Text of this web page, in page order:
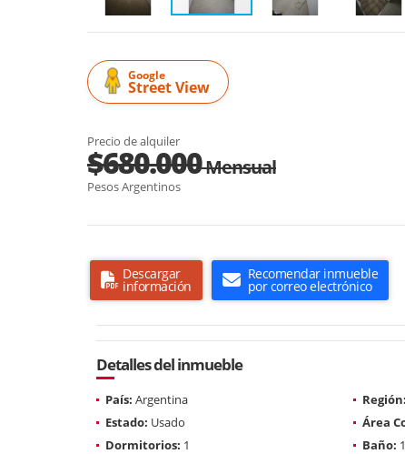
Google
Street View
Precio de alquiler
$680.000Mensual
Pesos Argentinos
Descargar
información
Recomendar inmueble
por correo electrónico
Detalles del inmueble
País: Argentina Región:
Estado: Usado Área
Dormitorios: 1 Baño: 1